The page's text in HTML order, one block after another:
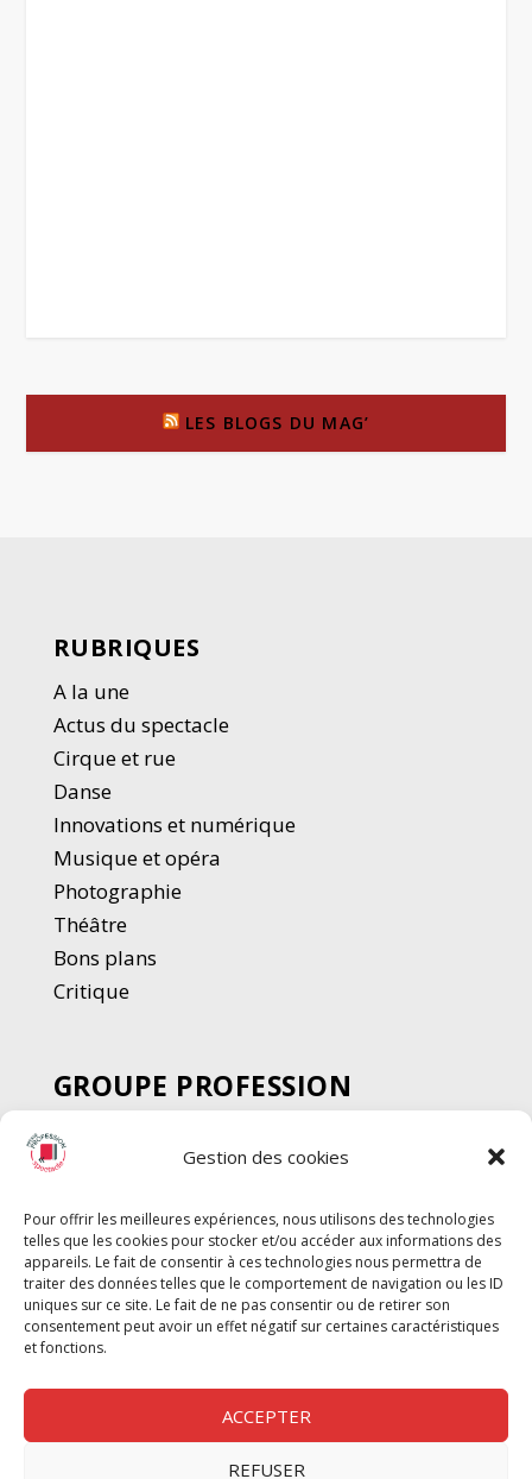
Gestion des cookies
Pour offrir les meilleures expériences, nous utilisons des technologies
telles que les cookies pour stocker et/ou accéder aux informations des
appareils. Le fait de consentir à ces technologies nous permettra de
traiter des données telles que le comportement de navigation ou les ID
uniques sur ce site. Le fait de ne pas consentir ou de retirer son
consentement peut avoir un effet négatif sur certaines caractéristiques
et fonctions.
ACCEPTER
REFUSER
LES BLOGS DU MAG’
RUBRIQUES
A la une
Actus du spectacle
Cirque et rue
Danse
Innovations et numérique
Musique et opéra
Photographie
Théâtre
Bons plans
Critique
GROUPE PROFESSION
SPECTACLE
Chèque Intermittents
Chèque Compta
Chèque Emploi Spectacle
G-Pods
Profession Audio-visuel